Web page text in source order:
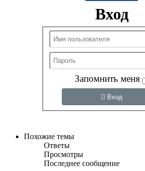
Вход
Запомнить меня
Вход
Похожие темы
Ответы
Просмотры
Последнее сообщение